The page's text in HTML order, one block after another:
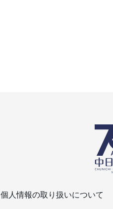
個人情報の取り扱いについて